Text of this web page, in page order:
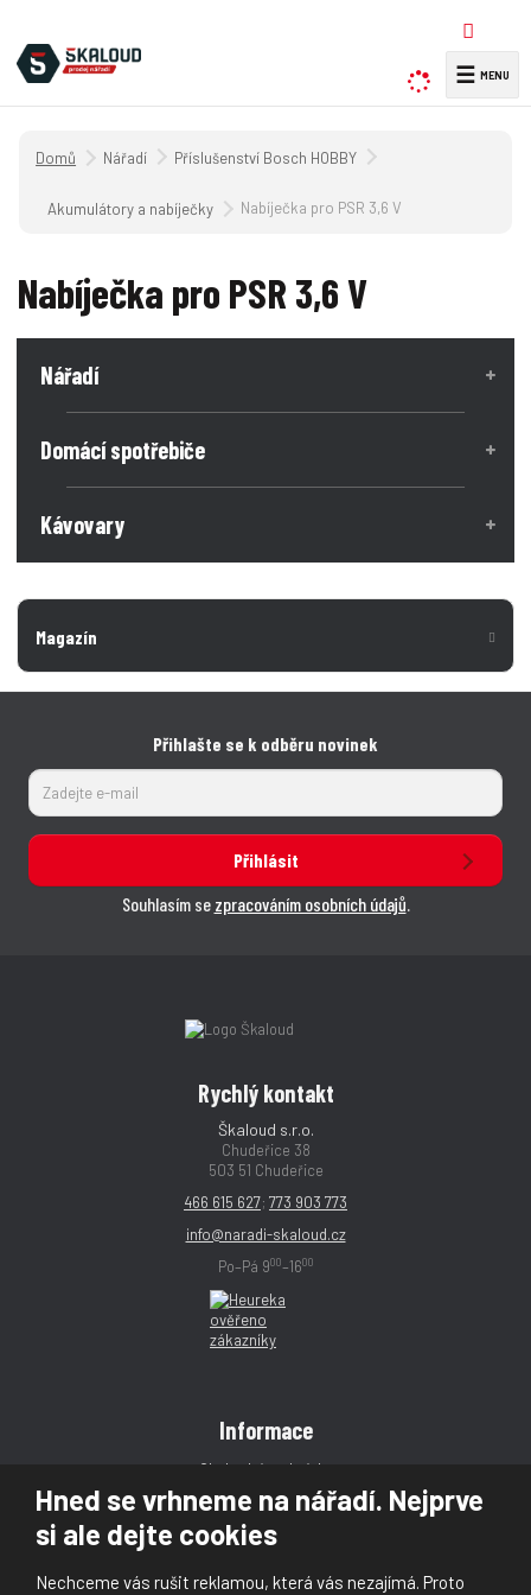
Hned se vrhneme na nářadí. Nejprve
si ale dejte cookies
Nechceme vás rušit reklamou, která vás nezajímá. Proto
y
t
☰
Úvodní strana
Nářadí Příslušenství Bosch HOBBY
Akumulátory a nabíječky Nabíječka pro PSR 3,6 V
Nabíječka pro PSR 3,6 V
Nářadí
Domácí spotřebiče
Kávovary
Magazín
Přihlašte se k odběru novinek
Přihlásit
Souhlasím se zpracováním osobních údajů.
Rychlý kontakt
Škaloud s.r.o.
Chudeřice 38
503 51 Chudeřice
466 615 627; 773 903 773
info@naradi-skaloud.cz
Po–Pá 900–1600
Informace
Obchodní podmínky
Reklamace
Magazín